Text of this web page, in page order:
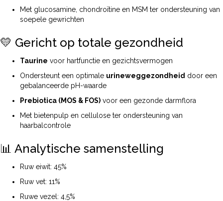
Met glucosamine, chondroïtine en MSM ter ondersteuning van
soepele gewrichten
💛 Gericht op totale gezondheid
Taurine voor hartfunctie en gezichtsvermogen
Ondersteunt een optimale urineweggezondheid door een
gebalanceerde pH-waarde
Prebiotica (MOS & FOS) voor een gezonde darmflora
Met bietenpulp en cellulose ter ondersteuning van
haarbalcontrole
📊 Analytische samenstelling
Ruw eiwit: 45%
Ruw vet: 11%
Ruwe vezel: 4,5%